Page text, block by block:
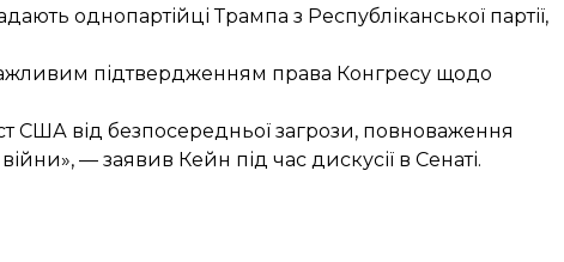
однопартійці Трампа з Республіканської партії,
підтвердженням права Конгресу щодо
США від безпосередньої загрози, повноваження
— заявив Кейн під час дискусії в Сенаті.